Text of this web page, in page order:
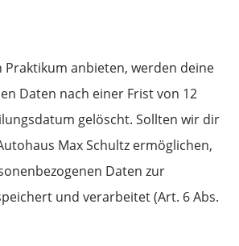
Praktikum anbieten, werden deine
Daten nach einer Frist von 12
gelöscht. Sollten wir dir
Max Schultz ermöglichen,
Daten zur
und verarbeitet (Art. 6 Abs.